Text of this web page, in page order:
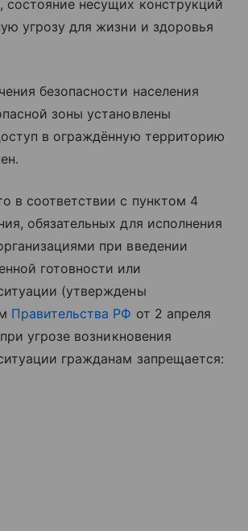
состояние несущих конструкций
угрозу для жизни и здоровья
безопасности населения
зоны установлены
в ограждённую территорию
в соответствии с пунктом 4
обязательных для исполнения
при введении
готовности или
(утверждены
Правительства РФ от 2 апреля
угрозе возникновения
гражданам запрещается: